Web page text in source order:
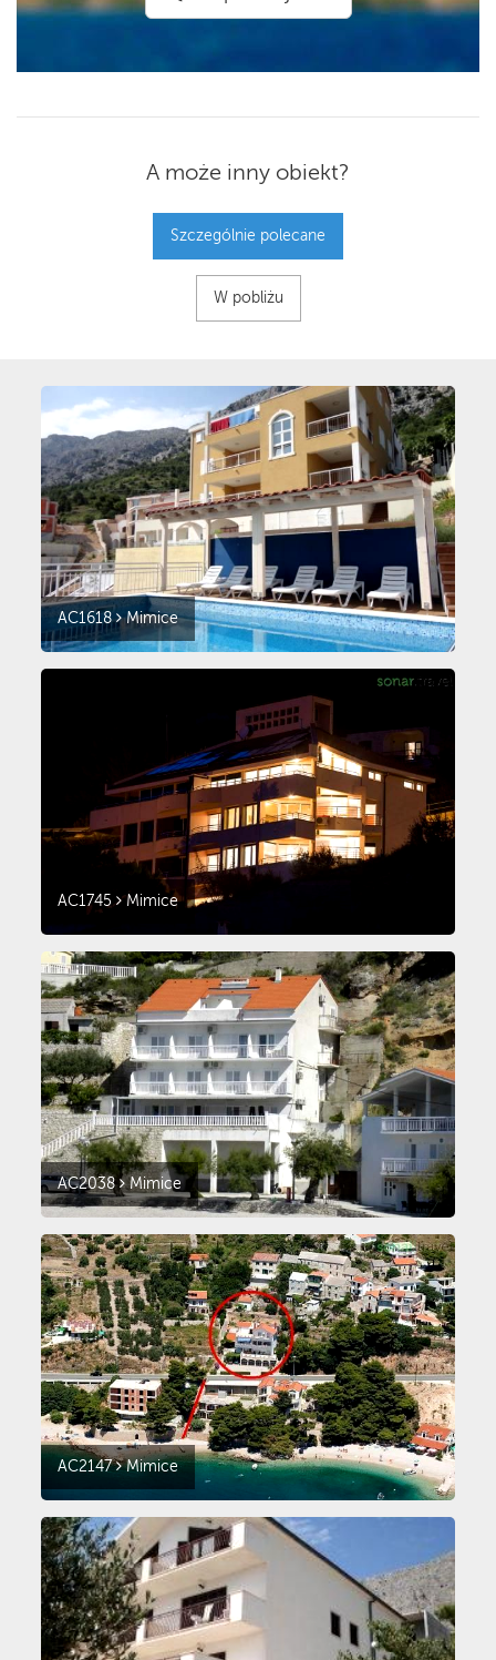
A może inny obiekt?
Szczególnie polecane
W pobliżu
AC1618 Mimice
AC1745 Mimice
AC2038 Mimice
AC2147 Mimice